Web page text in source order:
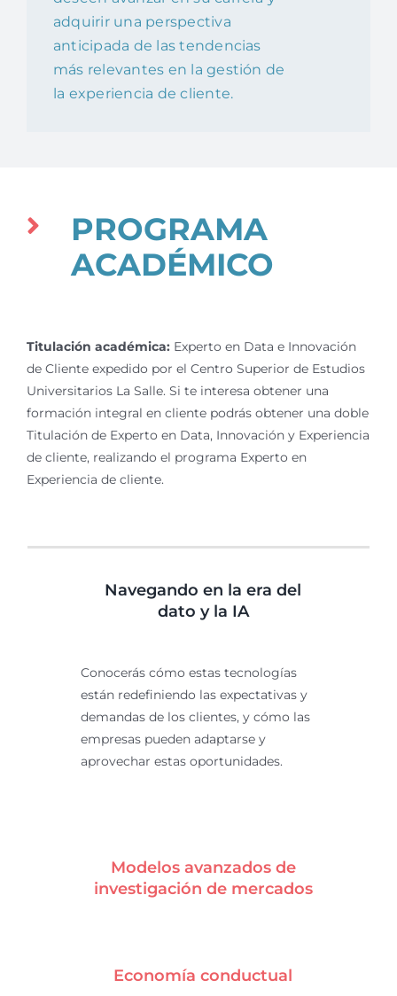
adquirir una perspectiva
anticipada de las tendencias
más relevantes en la gestión de
la experiencia de cliente.
PROGRAMA
ACADÉMICO
Titulación académica:Experto en Data e Innovación
de Cliente expedido por el Centro Superior de Estudios
Universitarios La Salle. Si te interesa obtener una
formación integral en cliente podrás obtener una doble
Titulación de Experto en Data, Innovación y Experiencia
de cliente, realizando el programa Experto en
Experiencia de cliente.
Navegando en la era del
dato y la IA
Conocerás cómo estas tecnologías
están redefiniendo las expectativas y
demandas de los clientes, y cómo las
empresas pueden adaptarse y
aprovechar estas oportunidades.
Modelos avanzados de
investigación de mercados
Economía conductual